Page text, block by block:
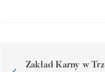
Zakład Karny w